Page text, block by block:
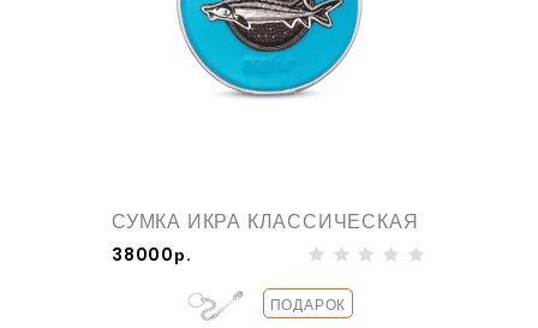
СУМКА ИКРА КЛАССИЧЕСКАЯ
38000р.
ПОДАРОК